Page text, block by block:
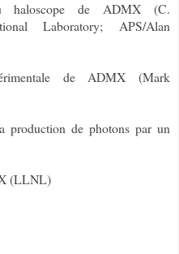
haloscope de ADMX (C.
Laboratory; APS/Alan
de ADMX (Mark
production de photons par un
(LLNL)